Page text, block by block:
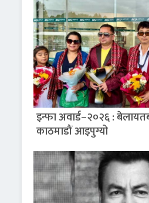
इन्फा अवार्ड–२०२६ :
काठमाडौं आइपुग्यो